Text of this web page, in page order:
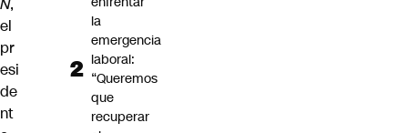
el
pr
esi
de
nt
la
emergencia
laboral:
“Queremos
que
recuperar